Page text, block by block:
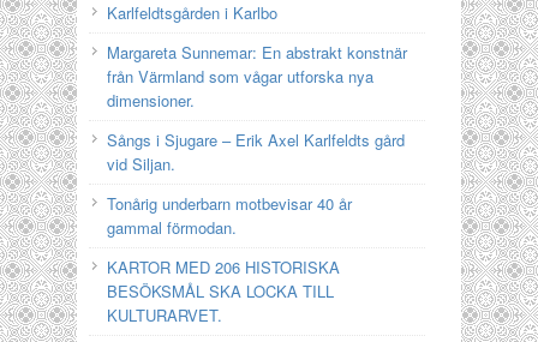
Karlfeldtsgården i Karlbo
Margareta Sunnemar: En abstrakt konstnär
från Värmland som vågar utforska nya
dimensioner.
Sångs i Sjugare – Erik Axel Karlfeldts gård
vid Siljan.
Tonårig underbarn motbevisar 40 år
gammal förmodan.
KARTOR MED 206 HISTORISKA
BESÖKSMÅL SKA LOCKA TILL
KULTURARVET.